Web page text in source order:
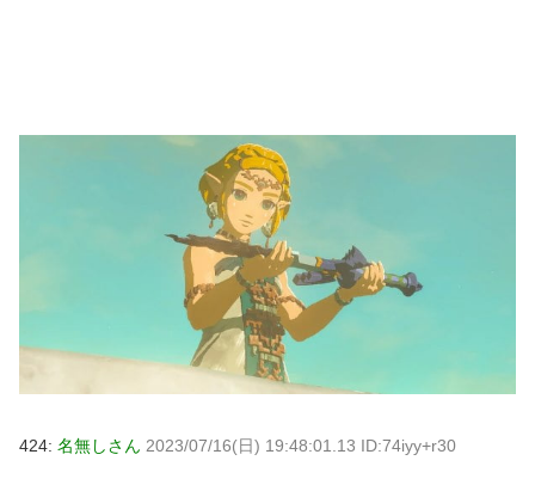
424: 名無しさん 2023/07/16(日) 19:48:01.13 ID:74iyy+r30